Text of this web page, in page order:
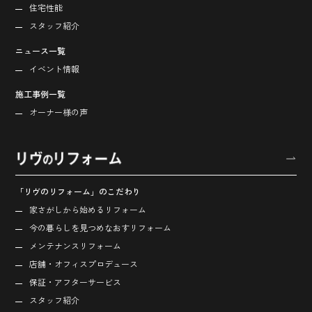
住宅性能
スタッフ紹介
ニュース一覧
イベント情報
施工事例一覧
オーナー様の声
「リヴのリフォーム」のこだわり
家さがしから始める リフォーム
今の暮らしを見つめなおす リフォーム
メンテナンスリフォーム
店舗・オフィス プロデュース
保証・アフターサービス
スタッフ紹介